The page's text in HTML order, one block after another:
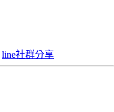
line社群分享